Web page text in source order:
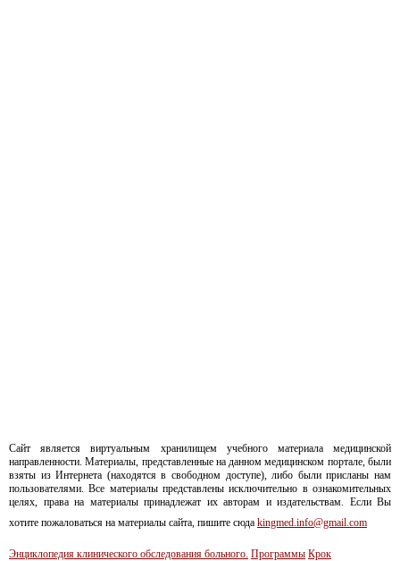
Сайт является виртуальным хранилищем учебного материала медицинской
направленности. Материалы, представленные на данном медицинском портале, были
взяты из Интернета (находятся в свободном доступе), либо были присланы нам
пользователями. Все материалы представлены исключительно в ознакомительных
целях, права на материалы принадлежат их авторам и издательствам. Если Вы
хотите пожаловаться на материалы сайта, пишите сюда kingmed.info@gmail.com
Энциклопедия клинического обследования больного. Программы Крок